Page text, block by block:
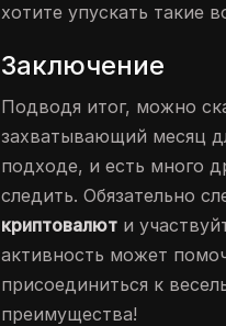
хотите упускать такие
Заключение
Подводя итог, можно
захватывающий месяц
подходе, и есть много
следить. Обязательно
криптовалют и
активность может
присоединиться к
преимущества!